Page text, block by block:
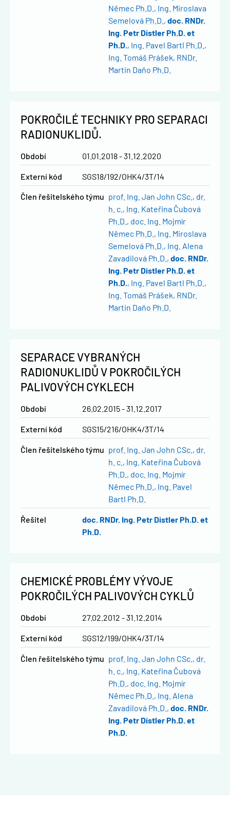
Němec Ph.D.
Ing. Miroslava
Semelová Ph.D.
doc. RNDr.
Ing. Petr Distler Ph.D. et
Ph.D. Ing. Pavel Bartl Ph.D.
Ing. Tomáš Prášek RNDr.
Martin Daňo Ph.D.
POKROČILÉ TECHNIKY PRO SEPARACI
RADIONUKLIDŮ.
Období 01.01.2018 - 31.12.2020
Externí kód SGS18/192/OHK4/3T/14
člen řešitelského týmu prof. Ing. Jan John CSc., dr.
h. c.
Ing. Kateřina Čubová
Ph.D.
doc. Ing. Mojmír
Němec Ph.D.
Ing. Miroslava
Semelová Ph.D.
Ing. Alena
Zavadilová Ph.D.
doc. RNDr.
Ing. Petr Distler Ph.D. et
Ph.D. Ing. Pavel Bartl Ph.D.
Ing. Tomáš Prášek RNDr.
Martin Daňo Ph.D.
SEPARACE VYBRANÝCH
RADIONUKLIDŮ V POKROČILÝCH
PALIVOVÝCH CYKLECH
Období 26.02.2015 - 31.12.2017
Externí kód SGS15/216/OHK4/3T/14
člen řešitelského týmu prof. Ing. Jan John CSc., dr.
h. c.
Ing. Kateřina Čubová
Ph.D.
doc. Ing. Mojmír
Němec Ph.D.
Ing. Pavel
Bartl Ph.D.
řešitel
doc. RNDr. Ing. Petr Distler Ph.D. et
Ph.D.
CHEMICKÉ PROBLÉMY VÝVOJE
POKROČILÝCH PALIVOVÝCH CYKLŮ
Období 27.02.2012 - 31.12.2014
Externí kód SGS12/199/OHK4/3T/14
člen řešitelského týmu prof. Ing. Jan John CSc., dr.
h. c.
Ing. Kateřina Čubová
Ph.D.
doc. Ing. Mojmír
Němec Ph.D.
Ing. Alena
Zavadilová Ph.D.
doc. RNDr.
Ing. Petr Distler Ph.D. et
Ph.D.